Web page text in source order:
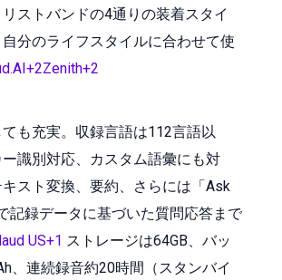
ストバンドの4通りの装着スタイ
分のライフスタイルに合わせて使
も充実。収録言語は112言語以
識別対応、カスタム語彙にも対
スト変換、要約、さらには「Ask
記録データに基づいた質問応答まで
US+1 ストレージは64GB、バッ
、連続録音約20時間（スタンバイ